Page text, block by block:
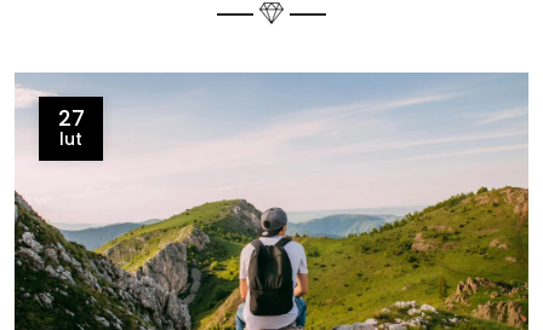
27
lut